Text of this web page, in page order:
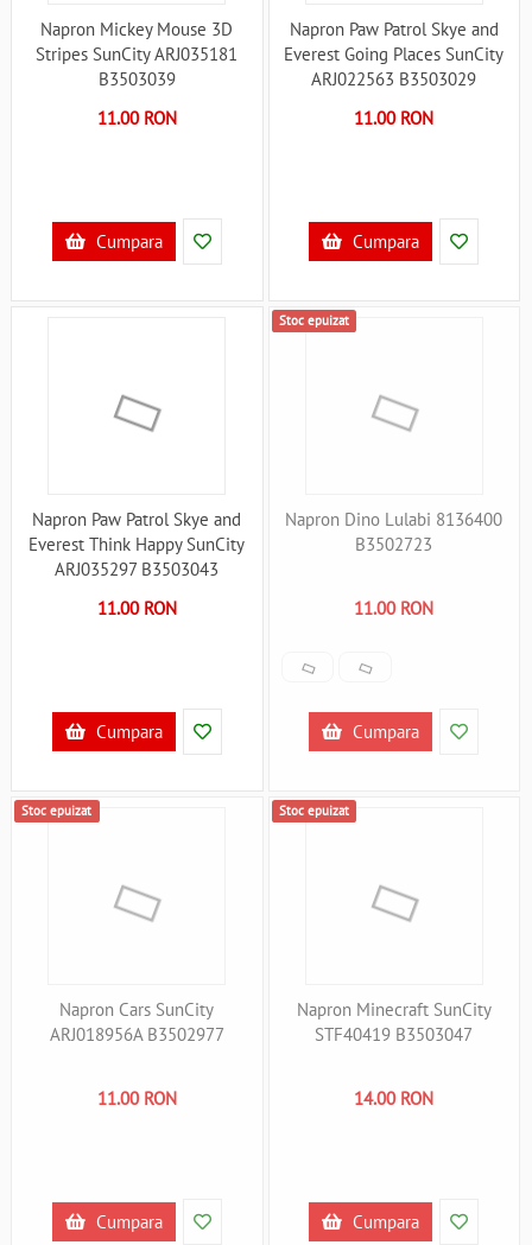
Napron Mickey Mouse 3D
Stripes SunCity ARJ035181
B3503039
11.00 RON
Cumpara
Napron Paw Patrol Skye and
Everest Going Places SunCity
ARJ022563 B3503029
11.00 RON
Cumpara
Napron Paw Patrol Skye and
Everest Think Happy SunCity
ARJ035297 B3503043
11.00 RON
Cumpara
Stoc epuizat
Napron Dino Lulabi 8136400
B3502723
11.00 RON
Cumpara
Stoc epuizat
Napron Cars SunCity
ARJ018956A B3502977
11.00 RON
Cumpara
Stoc epuizat
Napron Minecraft SunCity
STF40419 B3503047
14.00 RON
Cumpara